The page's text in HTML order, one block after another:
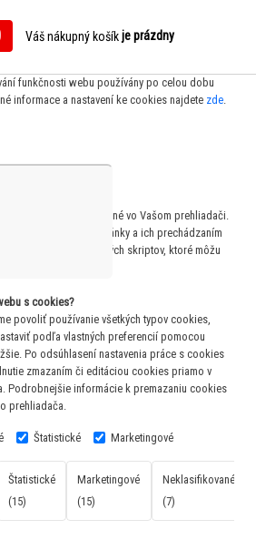
naše webové stránky využíváme cookies.
souhlasíte s použitím preferenčních,
funkčnosti webu používány po celou dobu
informace a nastavení ke cookies najdete zde.
ktoré sú uložené vo Vašom prehliadači.
všetky webové stránky a ich prechádzaním
Pomocou partnerských skriptov, ktoré môžu
s cookies?
povoliť používanie všetkých typov cookies,
podľa vlastných preferencií pomocou
Po odsúhlasení nastavenia práce s cookies
zmazaním či editáciou cookies priamo v
Podrobnejšie informácie k premazaniu cookies
prehliadača.
Štatistické Marketingové
Štatistické
(15)
Marketingové
(15)
Neklasifikované
(7)
Váš nákupný košíkje prázdny